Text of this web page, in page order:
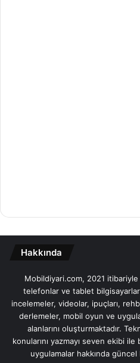
Hakkında
Mobildiyari.com, 2021 itibariyle
telefonlar ve tablet
incelemeler, videolar, ipuçları,
derlemeler, mobil oyun ve
alanlarını oluşturmaktadır.
konularını yazmayı seven ekibi
uygulamalar hakkında